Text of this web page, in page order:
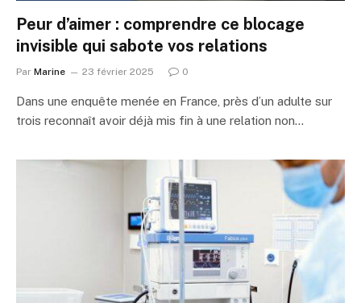
Peur d’aimer : comprendre ce blocage
invisible qui sabote vos relations
Par Marine 23 février 2025 0
Dans une enquête menée en France, près d’un adulte sur
trois reconnaît avoir déjà mis fin à une relation non…